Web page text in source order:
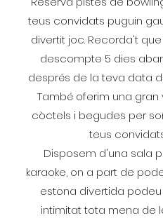
teus convidats puguin
divertit joc. Recorda't que
descompte 5 dies
després de la teva data
També oferim una gran
còctels i begudes per
teus
Disposem d'una sala
karaoke, on a part de
estona divertida
intimitat tota mena de